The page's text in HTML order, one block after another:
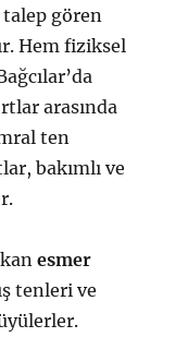
talep gören
Hem fiziksel
arasında
ten
bakımlı ve
esmer
tenleri ve